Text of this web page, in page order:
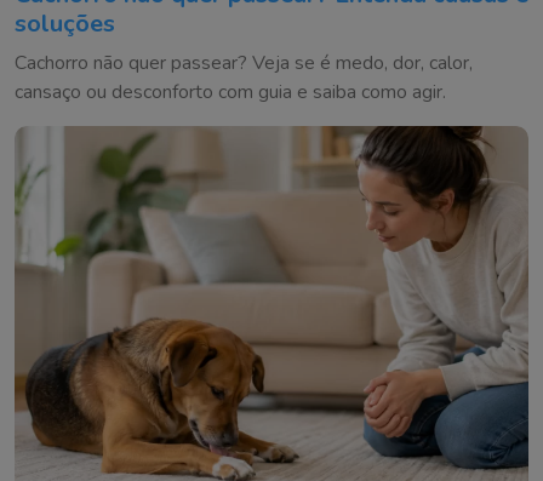
soluções
Cachorro não quer passear? Veja se é medo, dor, calor,
cansaço ou desconforto com guia e saiba como agir.